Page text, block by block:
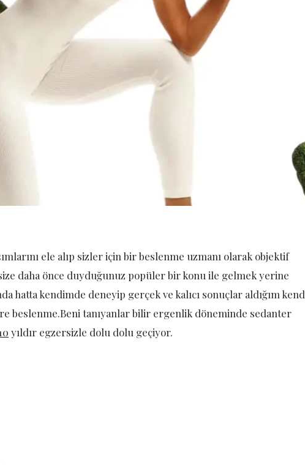
ele alıp sizler için bir beslenme uzmanı olarak objektif
daha önce duyduğunuz popüler bir konu ile gelmek yerine
hatta kendimde deneyip gerçek ve kalıcı sonuçlar aldığım
beslenme.Beni tanıyanlar bilir ergenlik döneminde sedanter
0 yıldır egzersizle dolu dolu geçiyor.